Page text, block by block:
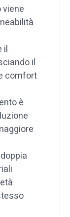
viene
il
il
comfort
è